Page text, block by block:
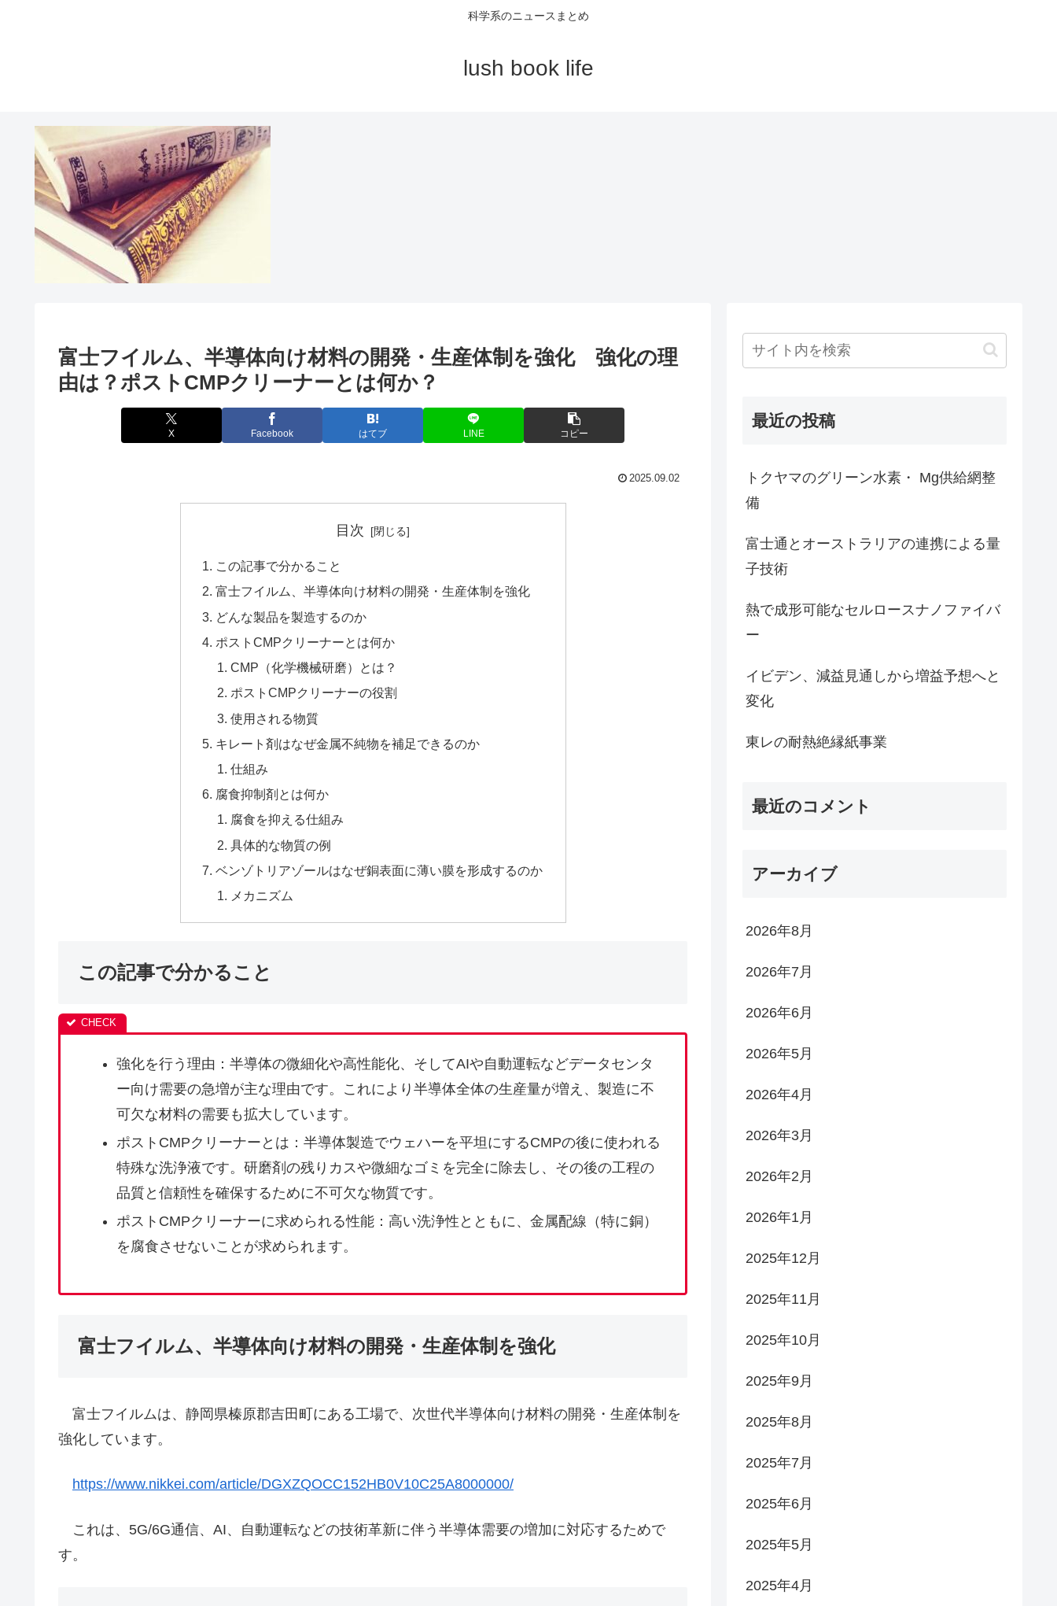
科学系のニュースまとめ
lush book life
富士フイルム、半導体向け材料の開発・生産体制を強化 強化の理
由は？ポストCMPクリーナーとは何か？
X Facebook はてブ LINE コピー
2025.09.02
目次
この記事で分かること
富士フイルム、半導体向け材料の開発・生産体制を強化
どんな製品を製造するのか
ポストCMPクリーナーとは何か
CMP（化学機械研磨）とは？
ポストCMPクリーナーの役割
使用される物質
キレート剤はなぜ金属不純物を補足できるのか
仕組み
腐食抑制剤とは何か
腐食を抑える仕組み
具体的な物質の例
ベンゾトリアゾールはなぜ銅表面に薄い膜を形成するのか
メカニズム
この記事で分かること
強化を行う理由：半導体の微細化や高性能化、そしてAIや自動運転などデータセンタ
ー向け需要の急増が主な理由です。これにより半導体全体の生産量が増え、製造に不
可欠な材料の需要も拡大しています。
ポストCMPクリーナーとは：半導体製造でウェハーを平坦にするCMPの後に使われる
特殊な洗浄液です。研磨剤の残りカスや微細なゴミを完全に除去し、その後の工程の
品質と信頼性を確保するために不可欠な物質です。
ポストCMPクリーナーに求められる性能：高い洗浄性とともに、金属配線（特に銅）
を腐食させないことが求められます。
富士フイルム、半導体向け材料の開発・生産体制を強化
富士フイルムは、静岡県榛原郡吉田町にある工場で、次世代半導体向け材料の開発・生産体制を
強化しています。
https://www.nikkei.com/article/DGXZQOCC152HB0V10C25A8000000/
これは、5G/6G通信、AI、自動運転などの技術革新に伴う半導体需要の増加に対応するためで
す。
最近の投稿
トクヤマのグリーン水素・ Mg供給網整
備
富士通とオーストラリアの連携による量
子技術
熱で成形可能なセルロースナノファイバ
ー
イビデン、減益見通しから増益予想へと
変化
東レの耐熱絶縁紙事業
最近のコメント
アーカイブ
2026年8月
2026年7月
2026年6月
2026年5月
2026年4月
2026年3月
2026年2月
2026年1月
2025年12月
2025年11月
2025年10月
2025年9月
2025年8月
2025年7月
2025年6月
2025年5月
2025年4月